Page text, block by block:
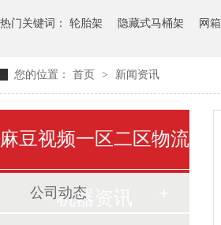
热门关键词： 轮胎架 隐藏式马桶架 网箱
您的位置： 首页 > 新闻资讯
麻豆视频一区二区物流
机器资讯
公司动态